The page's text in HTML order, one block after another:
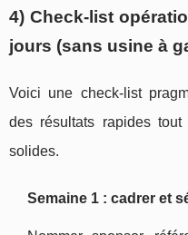
4) Check-list
jours (sans usine à
Voici une check-list
des résultats rapides
solides.
Semaine 1 : cadrer et